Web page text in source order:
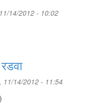
14/2012 - 10:02
11/14/2012 - 11:54